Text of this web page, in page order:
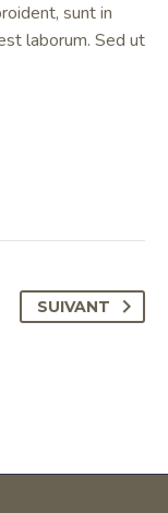
sunt in
laborum. Sed ut
SUIVANT